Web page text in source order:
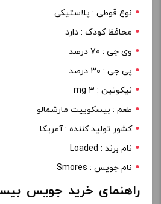
نوع قوطی : پلاستیکی
محافظ کودک : دارد
وی جی : ۷۰ درصد
پی جی : ۳۰ درصد
نیکوتین : ۳ mg
طعم : بیسکوییت مارشمالو
کشور تولید کننده : آمریکا
نام برند : Loaded
نام جویس : Smores
راهنمای خرید جویس